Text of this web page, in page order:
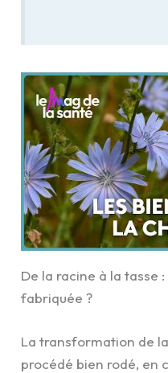
De la racine à la tasse
fabriquée ?
La transformation de
procédé bien rodé, en